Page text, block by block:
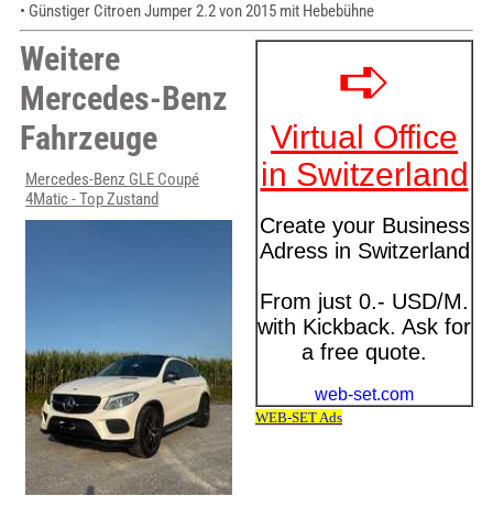
• Günstiger Citroen Jumper 2.2 von 2015 mit Hebebühne
Weitere
Mercedes-Benz
Fahrzeuge
Mercedes-Benz GLE Coupé
4Matic - Top Zustand